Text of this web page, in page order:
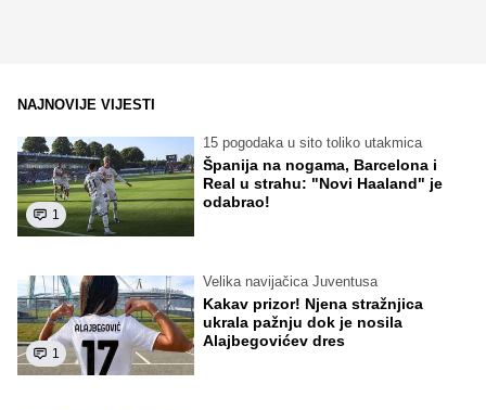
NAJNOVIJE VIJESTI
1
15 pogodaka u sito toliko utakmica
Španija na nogama, Barcelona i
Real u strahu: "Novi Haaland" je
odabrao!
1
Velika navijačica Juventusa
Kakav prizor! Njena stražnjica
ukrala pažnju dok je nosila
Alajbegovićev dres